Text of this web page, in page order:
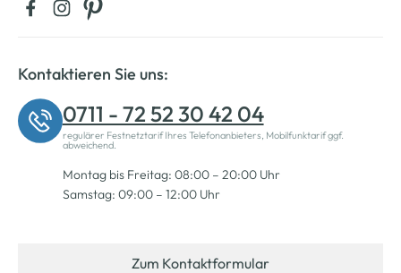
Kontaktieren Sie uns:
0711 - 72 52 30 42 04
regulärer Festnetztarif Ihres Telefonanbieters, Mobilfunktarif ggf.
abweichend.
Montag bis Freitag: 08:00 – 20:00 Uhr
Samstag: 09:00 – 12:00 Uhr
Zum Kontaktformular